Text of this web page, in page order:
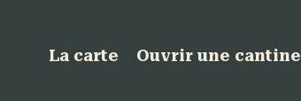
La carte Ouvrir une cantine